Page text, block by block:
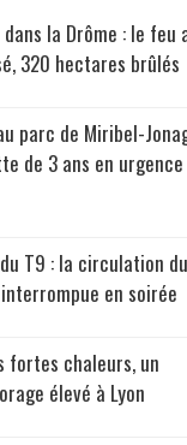
la Drôme : le feu
320 hectares brûlés
parc de Miribel-
de 3 ans en urgence
T9 : la circulation du
en soirée
fortes chaleurs, un
élevé à Lyon